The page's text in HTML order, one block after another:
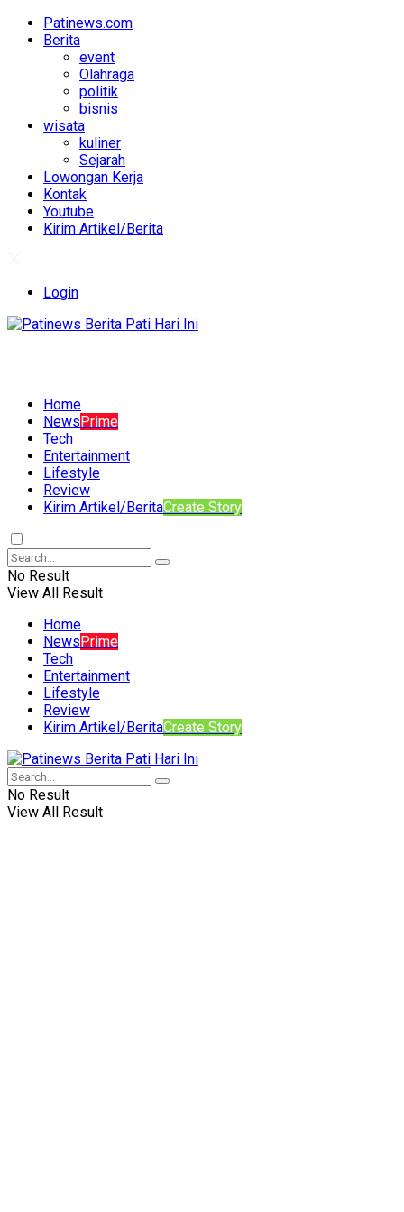
Patinews.com
Berita
event
Olahraga
politik
bisnis
wisata
kuliner
Sejarah
Lowongan Kerja
Kontak
Youtube
Kirim Artikel/Berita
Login
Home
NewsPrime
Tech
Entertainment
Lifestyle
Review
Kirim Artikel/BeritaCreate Story
No Result
View All Result
Home
NewsPrime
Tech
Entertainment
Lifestyle
Review
Kirim Artikel/BeritaCreate Story
No Result
View All Result